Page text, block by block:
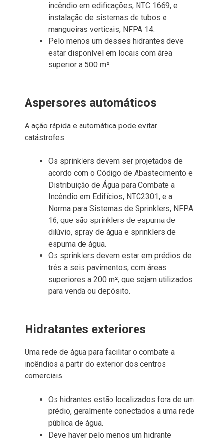
incêndio em edificações, NTC 1669, e
instalação de sistemas de tubos e
mangueiras verticais, NFPA 14.
Pelo menos um desses hidrantes deve
estar disponível em locais com área
superior a 500 m².
Aspersores automáticos
A ação rápida e automática pode evitar
catástrofes.
Os sprinklers devem ser projetados de
acordo com o Código de Abastecimento e
Distribuição de Água para Combate a
Incêndio em Edifícios, NTC2301, e a
Norma para Sistemas de Sprinklers, NFPA
16, que são sprinklers de espuma de
dilúvio, spray de água e sprinklers de
espuma de água.
Os sprinklers devem estar em prédios de
três a seis pavimentos, com áreas
superiores a 200 m², que sejam utilizados
para venda ou depósito.
Hidratantes exteriores
Uma rede de água para facilitar o combate a
incêndios a partir do exterior dos centros
comerciais.
Os hidrantes estão localizados fora de um
prédio, geralmente conectados a uma rede
pública de água.
Deve haver pelo menos um hidrante